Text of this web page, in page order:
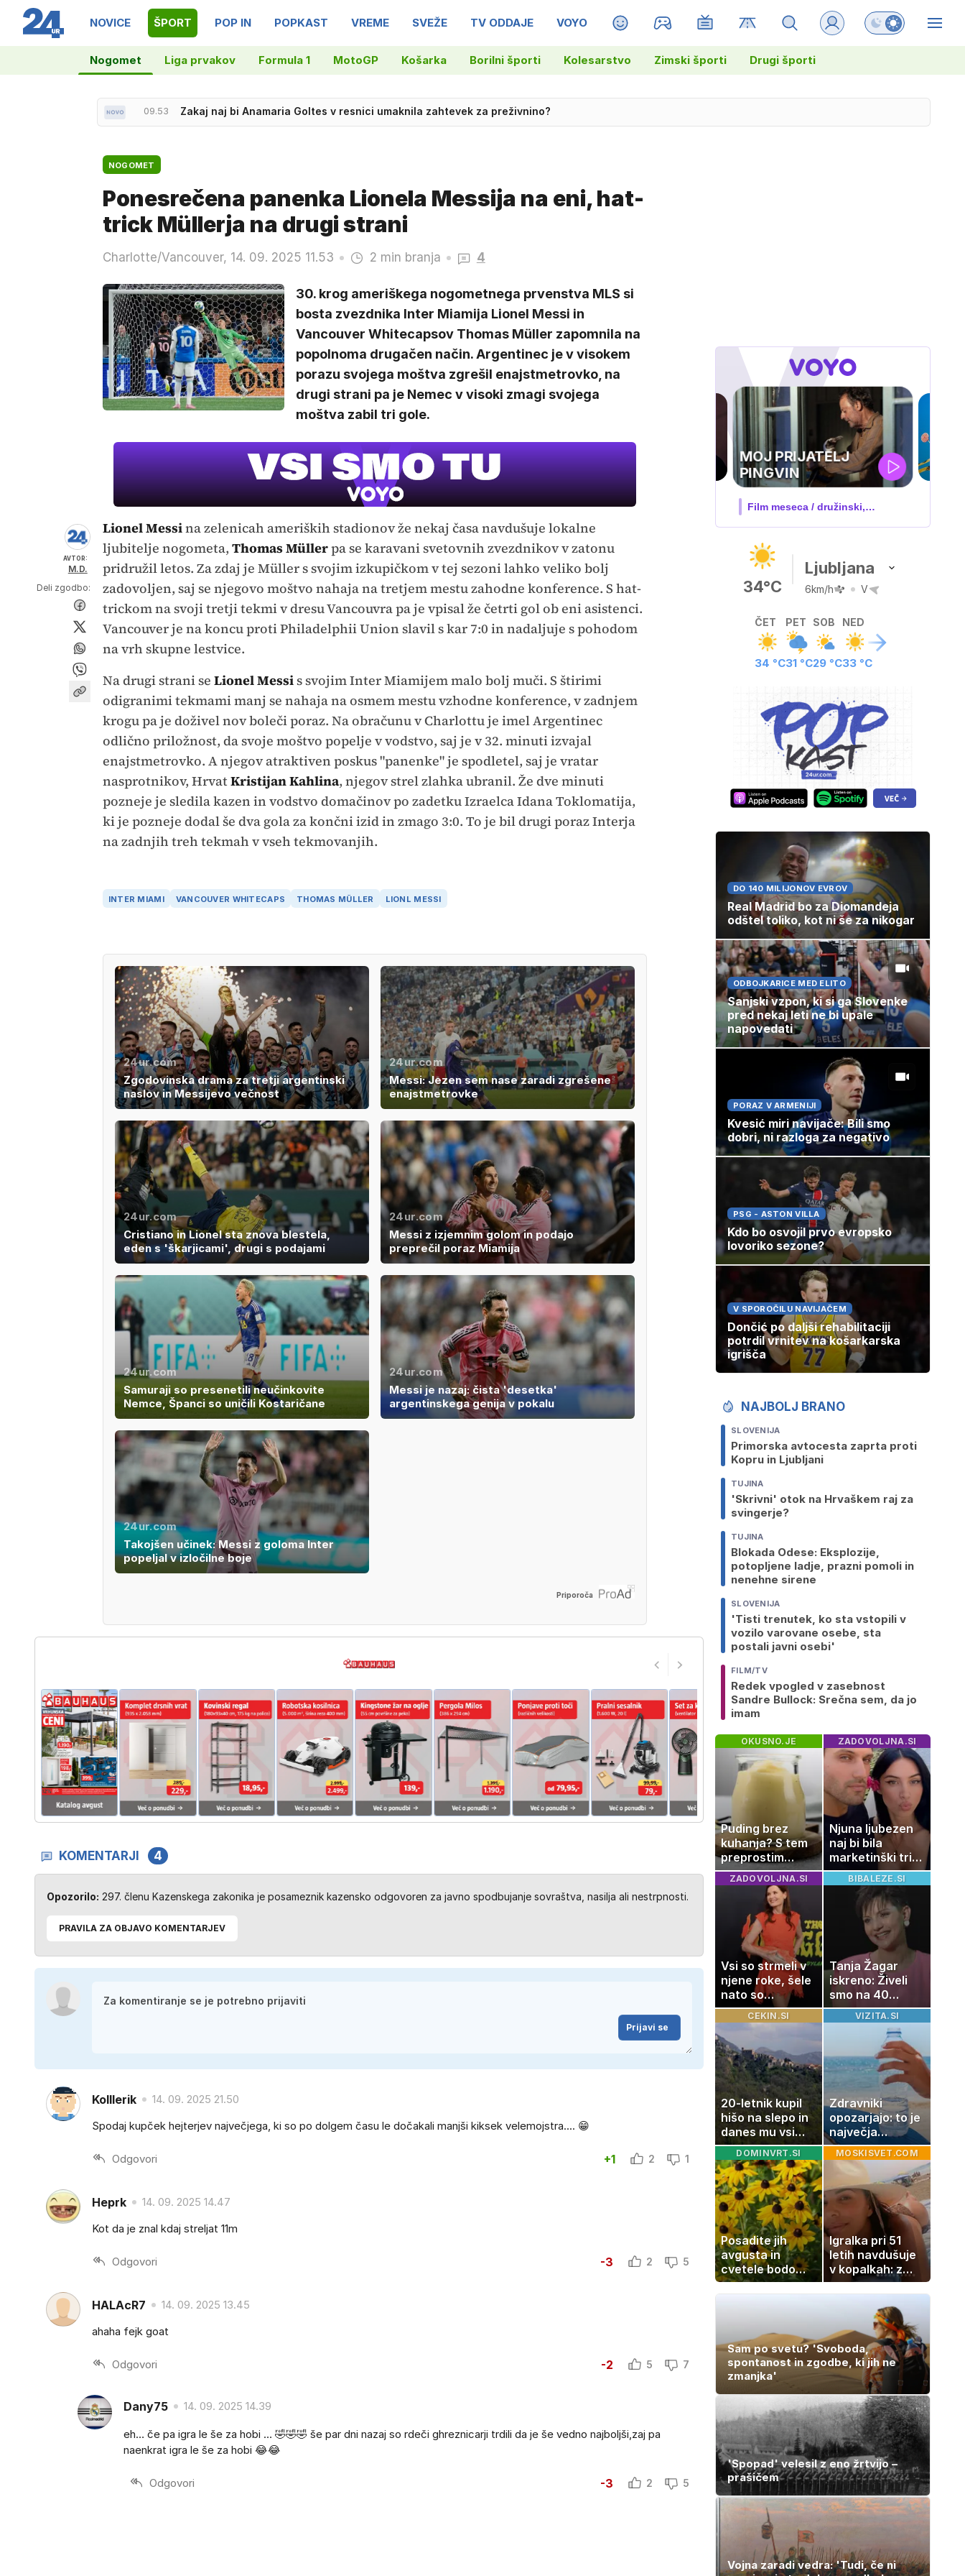
NOVICE ŠPORT POP IN POPKAST VREME SVEŽE TV ODDAJE VOYO MAGAZIN Preklopi barvni
Nogomet Liga prvakov Formula 1 MotoGP Košarka Borilni športi Kolesarstvo Zimski športi Drugi športi
09.53 Zakaj naj bi Anamaria Goltes v resnici umaknila zahtevek za preživnino?
Nevihta v gorah, zdrsi, krušenje skal: posredoval tudi helikopter
NOGOMET
Ponesrečena panenka Lionela Messija na eni, hat-
trick Müllerja na drugi strani
Charlotte/Vancouver, 14. 09. 2025 11.53 2 min branja 4
30. krog ameriškega nogometnega prvenstva MLS si
bosta zvezdnika Inter Miamija Lionel Messi in
Vancouver Whitecapsov Thomas Müller zapomnila na
popolnoma drugačen način. Argentinec je v visokem
porazu svojega moštva zgrešil enajstmetrovko, na
drugi strani pa je Nemec v visoki zmagi svojega
moštva zabil tri gole.
AVTOR:
M.D.
Deli zgodbo:
Lionel Messina zelenicah ameriških stadionov že nekaj časa navdušuje lokalne
ljubitelje nogometa, Thomas Müllerpa se karavani svetovnih zvezdnikov v zatonu
pridružil letos. Za zdaj je Müller s svojim izkupičkom v tej sezoni lahko veliko bolj
zadovoljen, saj se njegovo moštvo nahaja na tretjem mestu zahodne konference. S hat-
trickom na svoji tretji tekmi v dresu Vancouvra pa je vpisal že četrti gol ob eni asistenci.
Vancouver je na koncu proti Philadelphii Union slavil s kar 7:0 in nadaljuje s pohodom
na vrh skupne lestvice.
Na drugi strani se Lionel Messis svojim Inter Miamijem malo bolj muči. S štirimi
odigranimi tekmami manj se nahaja na osmem mestu vzhodne konference, v zadnjem
krogu pa je doživel nov boleči poraz. Na obračunu v Charlottu je imel Argentinec
odlično priložnost, da svoje moštvo popelje v vodstvo, saj je v 32. minuti izvajal
enajstmetrovko. A njegov atraktiven poskus "panenke" je spodletel, saj je vratar
nasprotnikov, HrvatKristijan Kahlina, njegov strel zlahka ubranil. Že dve minuti
pozneje je sledila kazen in vodstvo domačinov po zadetku Izraelca Idana Toklomatija,
ki je pozneje dodal še dva gola za končni izid in zmago 3:0. To je bil drugi poraz Interja
na zadnjih treh tekmah v vseh tekmovanjih.
INTER MIAMI VANCOUVER WHITECAPS THOMAS MÜLLER LIONL MESSI
24ur.com
Zgodovinska drama za tretji argentinski
naslov in Messijevo večnost
24ur.com
Messi: Jezen sem nase zaradi zgrešene
enajstmetrovke
24ur.com
Cristiano in Lionel sta znova blestela,
eden s 'škarjicami', drugi s podajami
24ur.com
Messi z izjemnim golom in podajo
preprečil poraz Miamija
24ur.com
Samuraji so presenetili neučinkovite
Nemce, Španci so uničili Kostaričane
24ur.com
Messi je nazaj: čista 'desetka'
argentinskega genija v pokalu
24ur.com
Takojšen učinek: Messi z goloma Inter
popeljal v izločilne boje
Priporoča
KOMENTARJI 4
Opozorilo: 297. členu Kazenskega zakonika je posameznik kazensko odgovoren za javno spodbujanje sovraštva, nasilja ali nestrpnosti.
PRAVILA ZA OBJAVO KOMENTARJEV
Prijavi se
Kolllerik
14. 09. 2025 21.50
Spodaj kupček hejterjev največjega, ki so po dolgem času le dočakali manjši kiksek velemojstra.... 😁
Odgovori +1 2 1
Heprk
14. 09. 2025 14.47
Kot da je znal kdaj streljat 11m
Odgovori -3 2 5
HALAcR7
14. 09. 2025 13.45
ahaha fejk goat
Odgovori -2 5 7
Dany75 14. 09. 2025 14.39
eh… če pa igra le še za hobi … 🤣🤣🤣 še par dni nazaj so rdeči ghreznicarji trdili da je še vedno najboljši,zaj pa
naenkrat igra le še za hobi 😂😂
Odgovori -3 2 5
IQ 160
Nova hrvaška serija
34°C
Ljubljana
6km/h V
ČET
34 °C
PET
31 °C
SOB
29 °C
NED
33 °C
DO 140 MILIJONOV EVROV
Real Madrid bo za Diomandeja
odštel toliko, kot ni še za nikogar
ODBOJKARICE MED ELITO
Sanjski vzpon, ki si ga Slovenke
pred nekaj leti ne bi upale
napovedati
PORAZ V ARMENIJI
Kvesić miri navijače: Bili smo
dobri, ni razloga za negativo
PSG - ASTON VILLA
Kdo bo osvojil prvo evropsko
lovoriko sezone?
V SPOROČILU NAVIJAČEM
Dončić po daljši rehabilitaciji
potrdil vrnitev na košarkarska
igrišča
NAJBOLJ BRANO
SLOVENIJA
Primorska avtocesta zaprta proti
Kopru in Ljubljani
TUJINA
'Skrivni' otok na Hrvaškem raj za
svingerje?
TUJINA
Blokada Odese: Eksplozije,
potopljene ladje, prazni pomoli in
nenehne sirene
SLOVENIJA
'Tisti trenutek, ko sta vstopili v
vozilo varovane osebe, sta
postali javni osebi'
FILM/TV
Redek vpogled v zasebnost
Sandre Bullock: Srečna sem, da jo
imam
OKUSNO.JE
Puding brez
kuhanja? S tem
preprostim
trikom bo
pripravljen v
nekaj minutah
ZADOVOLJNA.SI
Njuna ljubezen
naj bi bila
marketinški trik,
tako se odzivata
na govorice
ZADOVOLJNA.SI
Vsi so strmeli v
njene roke, šele
nato so
ugotovili, kaj
drži
BIBALEZE.SI
Tanja Žagar
iskreno: Živeli
smo na 40
kvadratih, a
imela sem vse,
potrebuje
CEKIN.SI
20-letnik kupil
hišo na slepo in
danes mu vsi
zavidajo
VIZITA.SI
Zdravniki
opozarjajo: to je
največja
napaka, ki jo
ljudje delajo med
vročino
DOMINVRT.SI
Posadite jih
avgusta in
cvetele bodo
vse do zime
MOSKISVET.COM
Igralka pri 51
letih navdušuje
v kopalkah: z
možem uživa v
romantičnem
Sam po svetu? 'Svoboda,
spontanost in zgodbe, ki jih ne
zmanjka'
'Spopad' velesil z eno žrtvijo –
prašičem
Vojna zaradi vedra: 'Tudi, če ni